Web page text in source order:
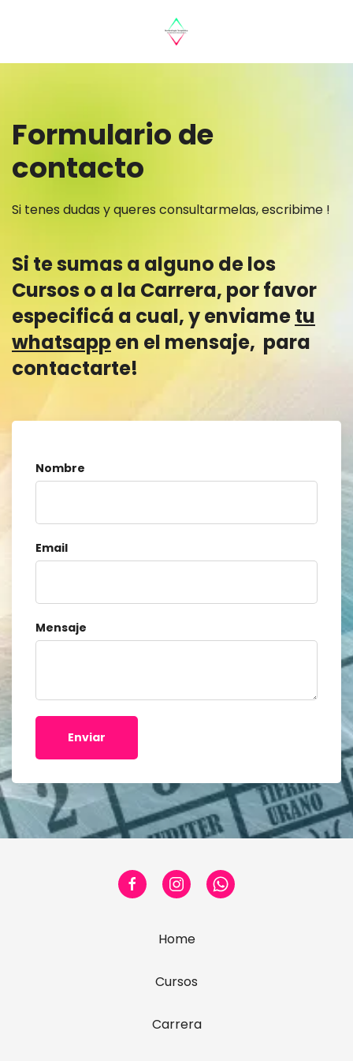
Formulario de
contacto
Si tenes dudas y queres consultarmelas, escribime !
Si te sumas a alguno de los
Cursos o a la Carrera, por favor
especificá a cual, y enviametu
whatsappen el mensaje, para
contactarte!
Nombre
Email
Mensaje
Enviar
Home
Cursos
Carrera